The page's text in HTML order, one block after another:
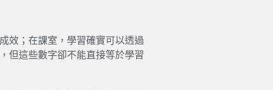
效；在課室，學習確實可以透過
但這些數字卻不能直接等於學習